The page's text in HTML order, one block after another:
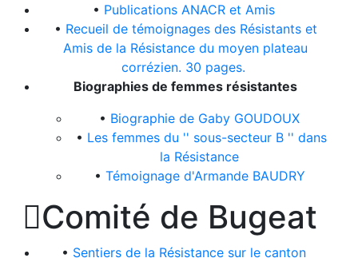
• Publications ANACR et Amis
• Recueil de témoignages des Résistants et
Amis de la Résistance du moyen plateau
corrézien. 30 pages.
Biographies de femmes résistantes
• Biographie de Gaby GOUDOUX
• Les femmes du '' sous-secteur B '' dans
la Résistance
• Témoignage d'Armande BAUDRY
Comité de Bugeat
• Sentiers de la Résistance sur le canton